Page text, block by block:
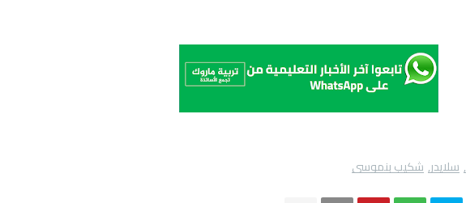
سلايدر شكيب بنموسى